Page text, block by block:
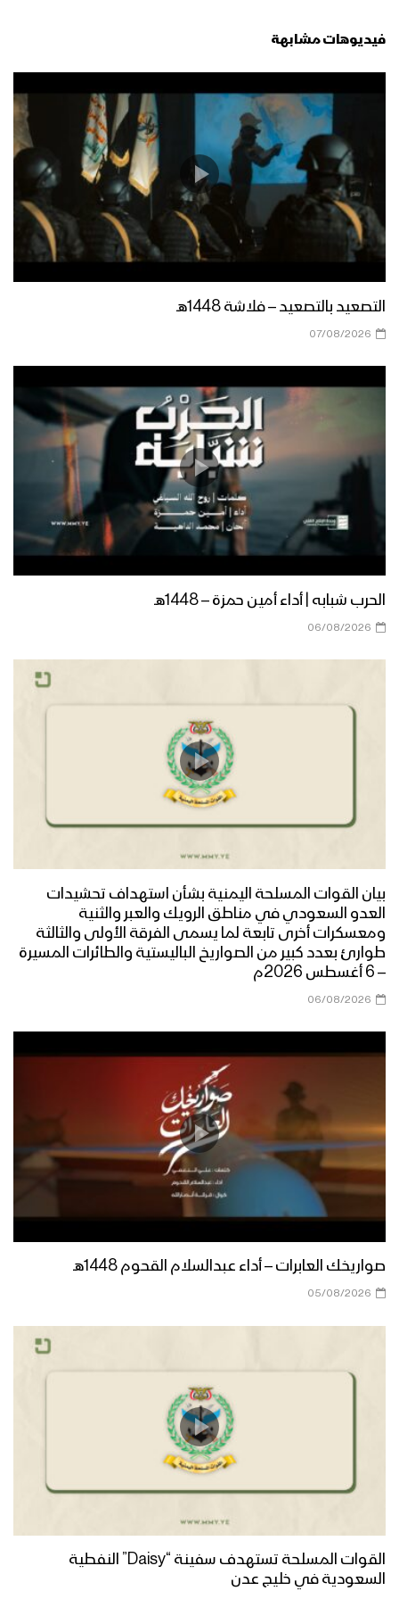
فيديوهات مشابهة
التصعيد بالتصعيد – فلاشة 1448هـ
07/08/2026
الحرب شبابه | أداء أمين حمزة – 1448هـ
06/08/2026
بيان القوات المسلحة اليمنية بشأن استهداف تحشيدات
العدو السعودي في مناطق الرويك والعبر والثنية
ومعسكرات أخرى تابعة لما يسمى الفرقة الأولى والثالثة
طوارئ بعدد كبير من الصواريخ الباليستية والطائرات المسيرة
– 6 أغسطس 2026م
06/08/2026
صواريخك العابرات – أداء عبدالسلام القحوم 1448هـ
05/08/2026
القوات المسلحة تستهدف سفينة “Daisy” النفطية
السعودية في خليج عدن